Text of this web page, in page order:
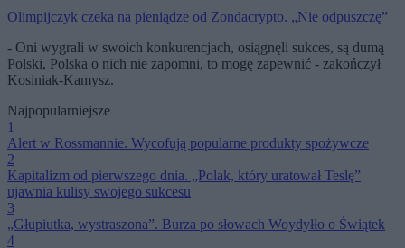
Olimpijczyk czeka na pieniądze od Zondacrypto. „Nie odpuszczę”
- Oni wygrali w swoich konkurencjach, osiągnęli sukces, są dumą
Polski, Polska o nich nie zapomni, to mogę zapewnić - zakończył
Kosiniak-Kamysz.
Najpopularniejsze
1
Alert w Rossmannie. Wycofują popularne produkty spożywcze
2
Kapitalizm od pierwszego dnia. „Polak, który uratował Teslę”
ujawnia kulisy swojego sukcesu
3
„Głupiutka, wystraszona”. Burza po słowach Woydyłło o Świątek
4